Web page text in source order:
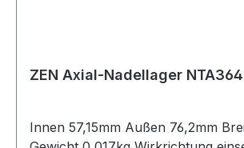
ZEN Axial-Nadellager
Innen 57,15mm Außen 76,2mm